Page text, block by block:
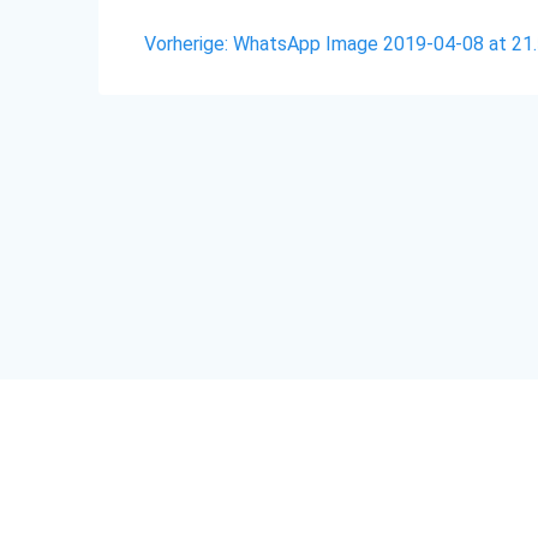
Beitragsnavigation
Vorherige: Vorheriger
WhatsApp Image 2019-04-08 at